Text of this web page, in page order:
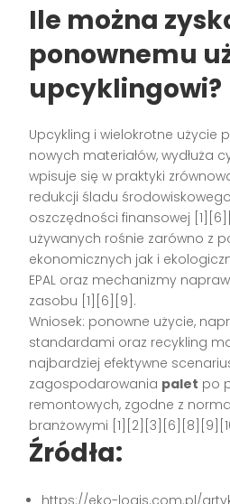
Ile można
ponownemu
upcyklingowi?
Upcykling i wielokrotne użycie
nowych materiałów, wydłuża
wpisuje się w praktyki
redukcji śladu
oszczędności finansowej
używanych rośnie zarówno z
ekonomicznych jak i
EPAL oraz mechanizmy
zasobu [1][6][9].
Wniosek: ponowne użycie,
standardami oraz recykling
najbardziej efektywne
zagospodarowania palet po
remontowych, zgodne z
branżowymi
Źródła:
https://eko-logis.com.pl/